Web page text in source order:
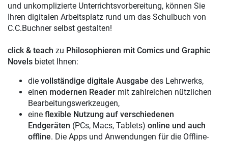
und unkomplizierte Unterrichtsvorbereitung, können Sie
Ihren digitalen Arbeitsplatz rund um das Schulbuch von
C.C.Buchner selbst gestalten!
click & teach zu Philosophieren mit Comics und Graphic
Novels bietet Ihnen:
die vollständige digitale Ausgabe des Lehrwerks,
einen modernen Reader mit zahlreichen nützlichen
Bearbeitungswerkzeugen,
eine flexible Nutzung auf verschiedenen
Endgeräten (PCs, Macs, Tablets) online und auch
offline. Die Apps und Anwendungen für die Offline-